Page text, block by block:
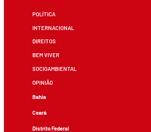
POLÍTICA
INTERNACIONAL
DIREITOS
BEM VIVER
SOCIOAMBIENTAL
OPINIÃO
Bahia
Ceará
Distrito Federal